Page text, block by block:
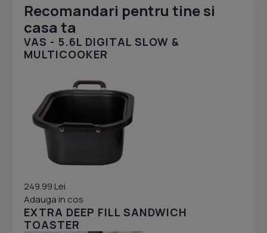
Recomandari pentru tine si
casa ta
VAS - 5.6L DIGITAL SLOW &
MULTICOOKER
249.99 Lei
Adauga in cos
EXTRA DEEP FILL SANDWICH
TOASTER